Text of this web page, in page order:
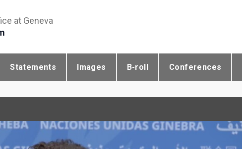
at Geneva
Statements Images B-roll Conferences